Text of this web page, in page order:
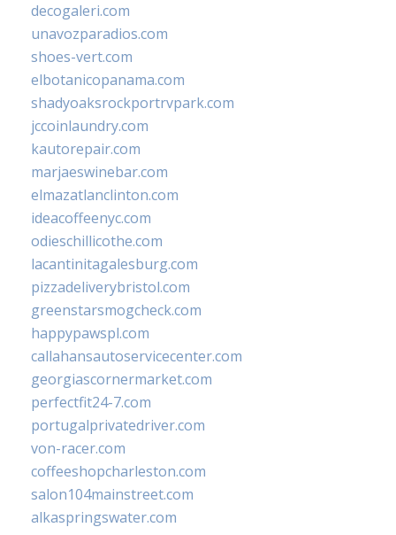
decogaleri.com
unavozparadios.com
shoes-vert.com
elbotanicopanama.com
shadyoaksrockportrvpark.com
jccoinlaundry.com
kautorepair.com
marjaeswinebar.com
elmazatlanclinton.com
ideacoffeenyc.com
odieschillicothe.com
lacantinitagalesburg.com
pizzadeliverybristol.com
greenstarsmogcheck.com
happypawspl.com
callahansautoservicecenter.com
georgiascornermarket.com
perfectfit24-7.com
portugalprivatedriver.com
von-racer.com
coffeeshopcharleston.com
salon104mainstreet.com
alkaspringswater.com